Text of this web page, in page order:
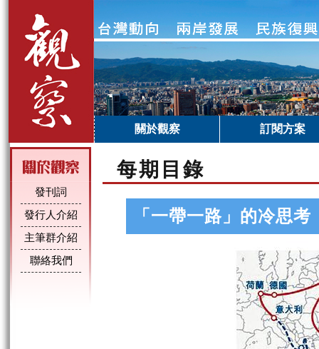
關於觀察 訂閱方案
發刊詞
發行人介紹
主筆群介紹
聯絡我們
每期目錄
「一帶一路」的冷思